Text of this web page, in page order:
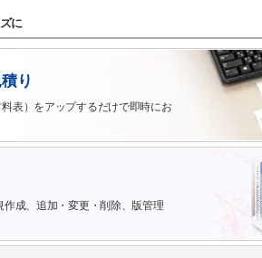
に
り
表）をアップするだけで即時にお
成、追加・変更・削除、版管理